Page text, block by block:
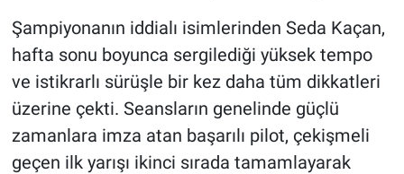
Şampiyonanın iddialı isimlerinden Seda Kaçan,
hafta sonu boyunca sergilediği yüksek tempo
ve istikrarlı sürüşle bir kez daha tüm dikkatleri
üzerine çekti. Seansların genelinde güçlü
zamanlara imza atan başarılı pilot, çekişmeli
geçen ilk yarışı ikinci sırada tamamlayarak